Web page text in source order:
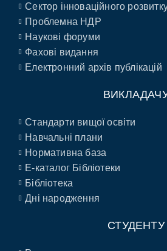
Сектор інноваційного
Проблемна НДР
Наукові форуми
Фахові видання
Електронний архів публікацій
Стандарти вищої освіти
Навчальні плани
Нормативна база
E-каталог Бібліотеки
Бібліотека
Дні народження
СТУДЕНТУ